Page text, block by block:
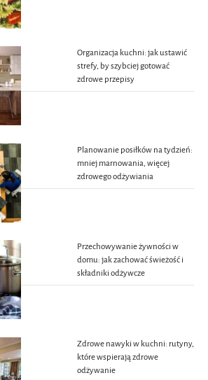
Organizacja kuchni: jak ustawić
strefy, by szybciej gotować
zdrowe przepisy
Planowanie posiłków na tydzień:
mniej marnowania, więcej
zdrowego odżywiania
Przechowywanie żywności w
domu: jak zachować świeżość i
składniki odżywcze
Zdrowe nawyki w kuchni: rutyny,
które wspierają zdrowe
odżywanie